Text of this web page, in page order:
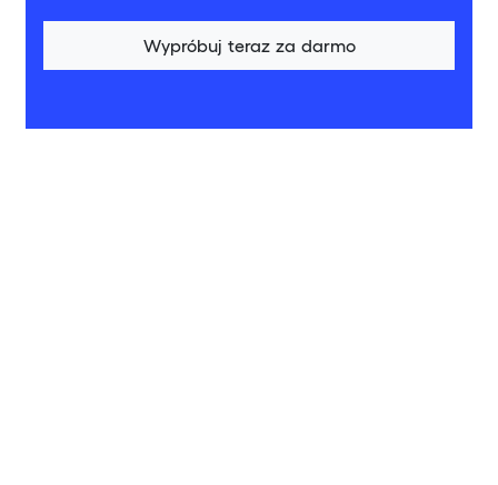
Wypróbuj teraz za darmo